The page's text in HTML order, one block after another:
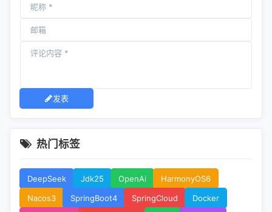
发表
热门标签
DeepSeek Jdk25 OpenAi
HarmonyOS6
Nacos3
SpringBoot4 SpringCloud Docker